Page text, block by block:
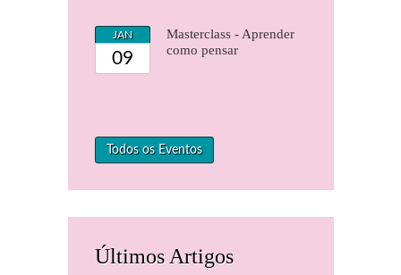
JAN
09
Masterclass - Aprender
como pensar
Todos os Eventos
Últimos Artigos